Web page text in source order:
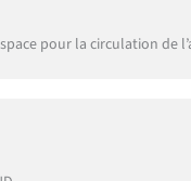
pour la circulation de